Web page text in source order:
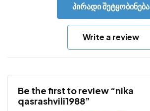
პირადი შეტყობინება
Write a review
Be the first to review “nika
qasrashvili1988”